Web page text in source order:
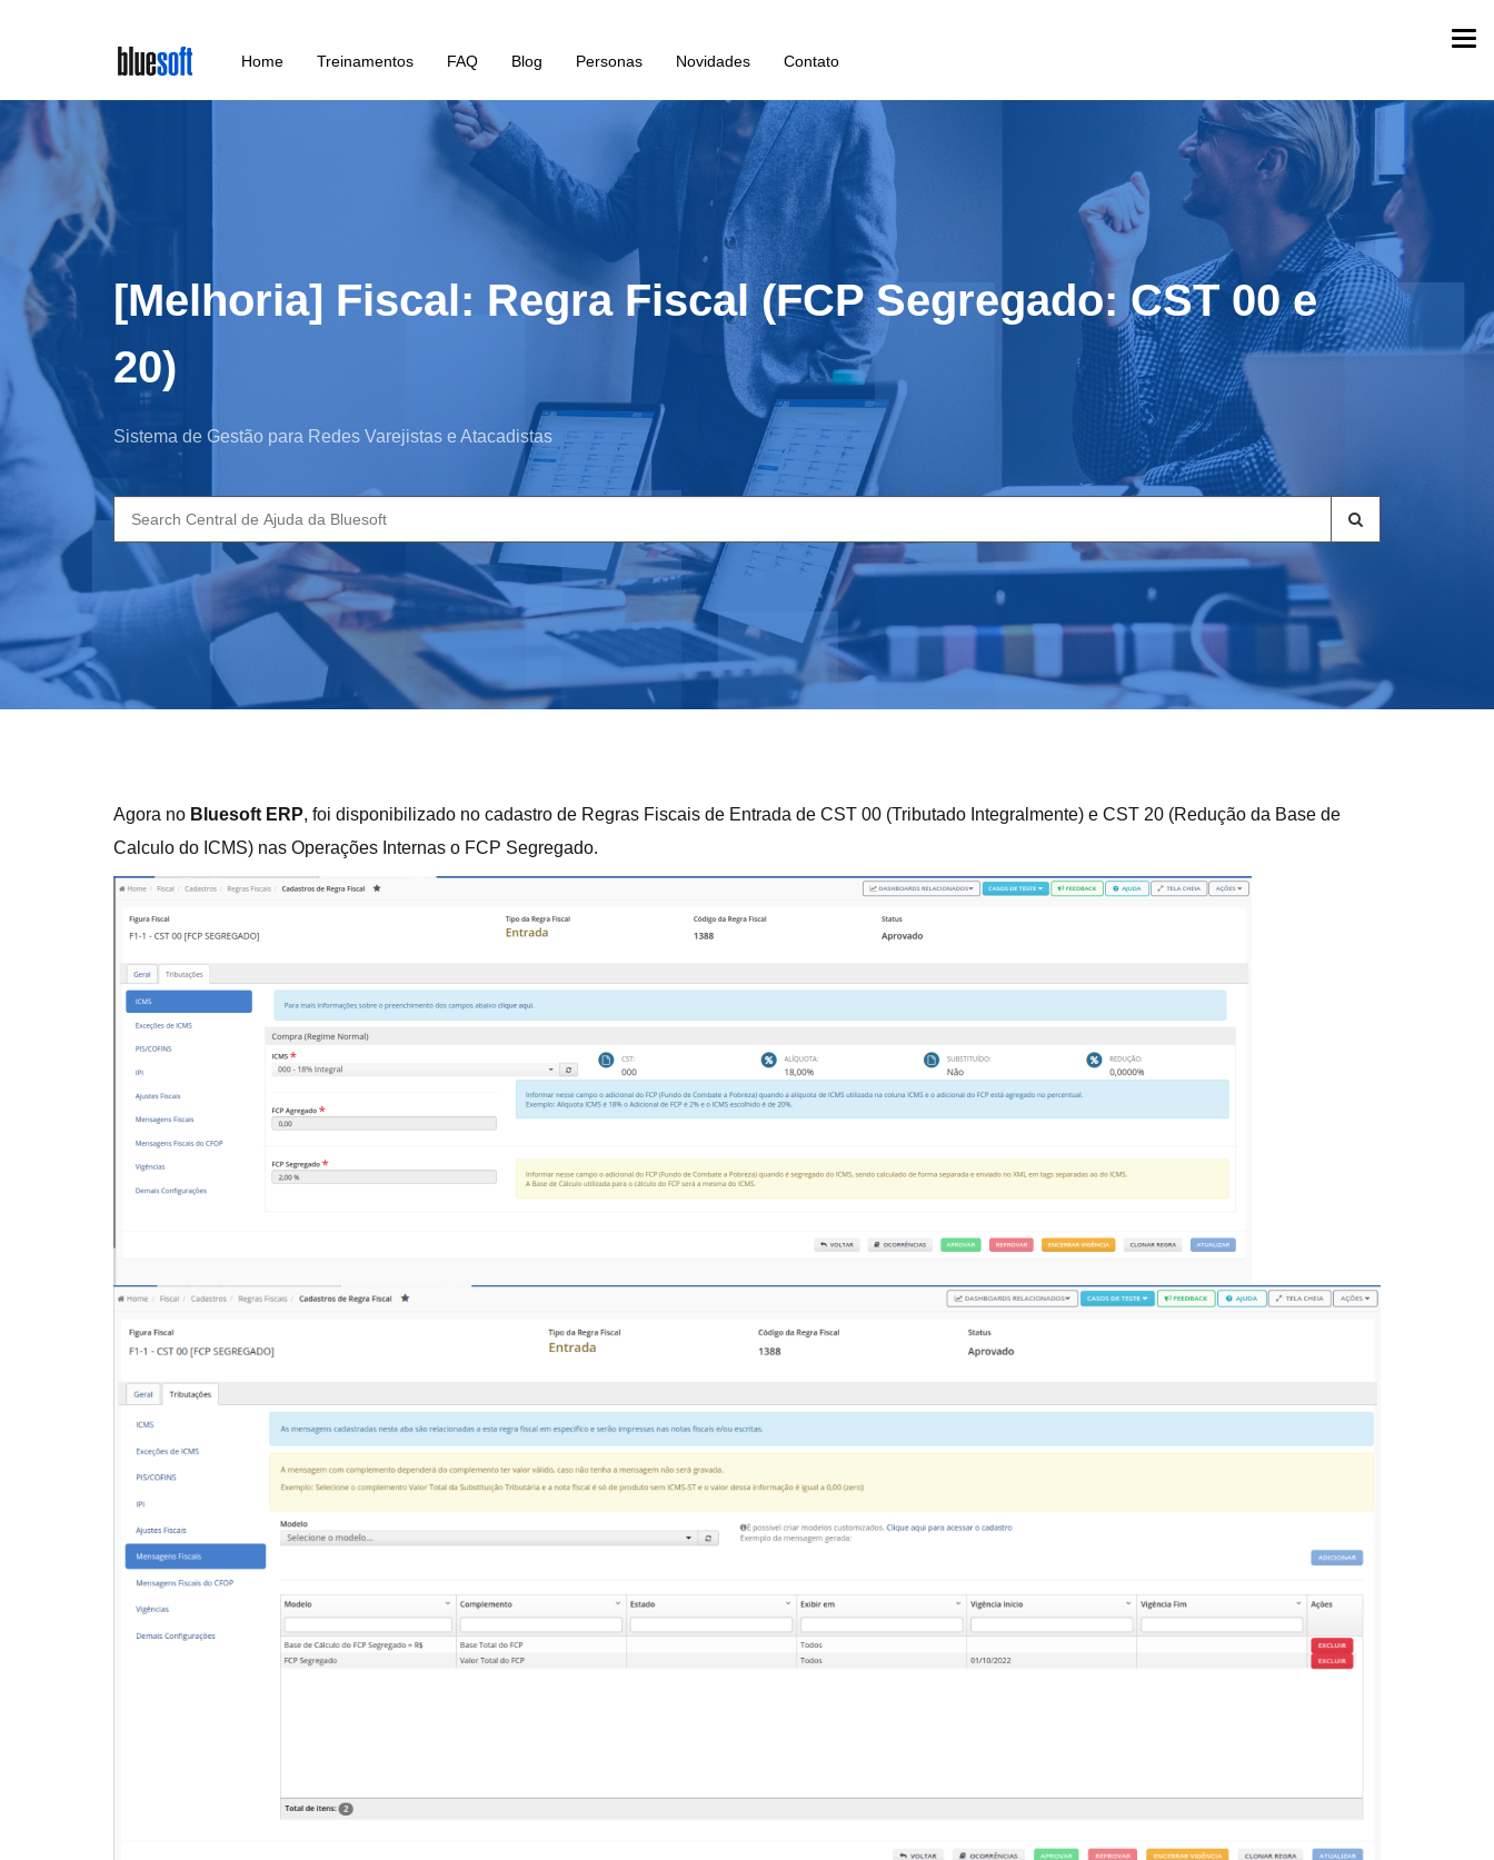
main
content
Home Treinamentos FAQ Blog Personas Novidades Contato
[Melhoria] Fiscal: Regra Fiscal (FCP Segregado: CST 00 e
20)
Sistema de Gestão para Redes Varejistas e Atacadistas
Search
for:
Agora no Bluesoft ERP, foi disponibilizado no cadastro de Regras Fiscais de Entrada de CST 00 (Tributado Integralmente) e CST 20 (Redução da Base de
Calculo do ICMS) nas Operações Internas o FCP Segregado.